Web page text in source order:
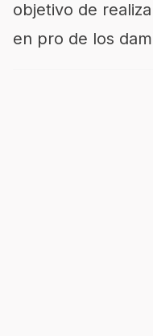
objetivo de
en pro de los